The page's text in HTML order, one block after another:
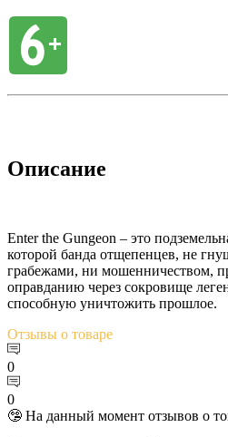
Описание
Enter the Gungeon – это
которой банда отщепенцев, не
грабежами, ни мошенничеством,
оправданию через сокровище
способную уничтожить прошлое.
Отзывы о товаре
0
0
🤥 На данный момент отзывов о